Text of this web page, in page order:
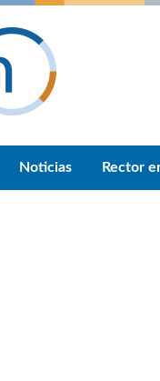
Noticias Rector